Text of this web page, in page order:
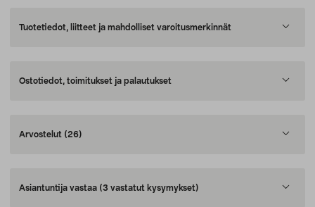
Tuotetiedot, liitteet ja mahdolliset varoitusmerkinnät
Ostotiedot, toimitukset ja palautukset
Arvostelut (26)
Asiantuntija vastaa (3 vastatut kysymykset)